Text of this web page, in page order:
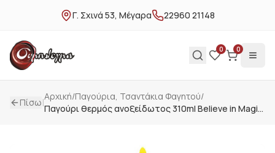
Γ. Σχινά 53, Μέγαρα 22960 21148
0 0
Πίσω|Αρχική/Παγούρια, Τσαντάκια Φαγητού/
Παγούρι θερμός ανοξείδωτος 310ml Believe in Magic